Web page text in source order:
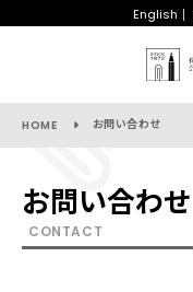
English
HOME お問い合わせ
お問い合わせ
CONTACT